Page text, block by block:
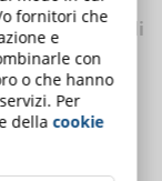
ilcorso di
il momento in
organizzare
di rischio si
fornitori che
e
con
o che hanno
Per
dellacookie